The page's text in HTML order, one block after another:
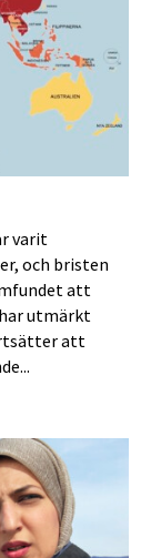
varit
och bristen
att
utmärkt
att